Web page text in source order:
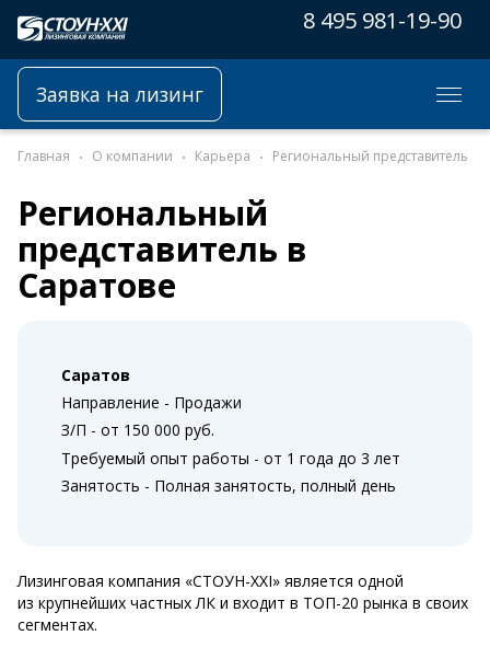
8 495 981-19-90
Заявка на лизинг
Главная О компании Карьера Региональный представитель
Региональный
представитель в
Саратове
Саратов
Направление - Продажи
З/П - от 150 000 руб.
Требуемый опыт работы - от 1 года до 3 лет
Занятость - Полная занятость, полный день
Лизинговая компания «СТОУН-XXI» является одной
из крупнейших частных ЛК и входит в ТОП-20 рынка в своих
сегментах.